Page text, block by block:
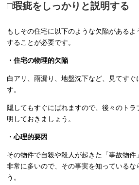
□瑕疵をしっかりと説明する
もしその住宅に以下のような欠陥がある
することが必要です。
・住宅の物理的欠陥
白アリ、雨漏り、地盤沈下など、見てす
す。
隠してもすぐにばれますので、後々のトラ
明しておきましょう。
・心理的要因
その物件で自殺や殺人が起きた「事故物
非常に多いので、その事実を知っているな
う。